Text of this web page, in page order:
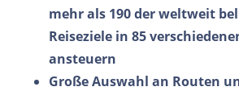
mehr als 190 der weltweit
Reiseziele in 85
ansteuern
Große Auswahl an Routen